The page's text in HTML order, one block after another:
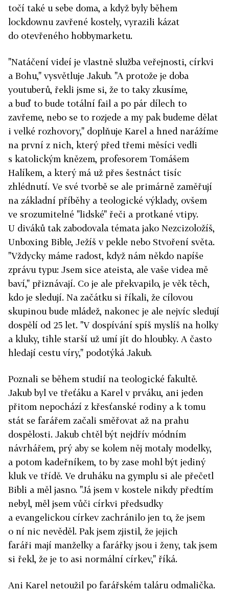
točí také u sebe doma, a když byly během
lockdownu zavřené kostely, vyrazili kázat
do otevřeného hobbymarketu.
"Natáčení videí je vlastně služba veřejnosti, církvi
a Bohu," vysvětluje Jakub. "A protože je doba
youtuberů, řekli jsme si, že to taky zkusíme,
a buď to bude totální fail a po pár dílech to
zavřeme, nebo se to rozjede a my pak budeme dělat
i velké rozhovory," doplňuje Karel a hned narážíme
na první z nich, který před třemi měsíci vedli
s katolickým knězem, profesorem Tomášem
Halíkem, a který má už přes šestnáct tisíc
zhlédnutí. Ve své tvorbě se ale primárně zaměřují
na základní příběhy a teologické výklady, ovšem
ve srozumitelné "lidské" řeči a protkané vtipy.
U diváků tak zabodovala témata jako Nezcizoložíš,
Unboxing Bible, Ježíš v pekle nebo Stvoření světa.
"Vždycky máme radost, když nám někdo napíše
zprávu typu: Jsem sice ateista, ale vaše videa mě
baví," přiznávají. Co je ale překvapilo, je věk těch,
kdo je sledují. Na začátku si říkali, že cílovou
skupinou bude mládež, nakonec je ale nejvíc sledují
dospělí od 25 let. "V dospívání spíš myslíš na holky
a kluky, tihle starší už umí jít do hloubky. A často
hledají cestu víry," podotýká Jakub.
Poznali se během studií na teologické fakultě.
Jakub byl ve třeťáku a Karel v prváku, ani jeden
přitom nepochází z křesťanské rodiny a k tomu
stát se farářem začali směřovat až na prahu
dospělosti. Jakub chtěl být nejdřív módním
návrhářem, prý aby se kolem něj motaly modelky,
a potom kadeřníkem, to by zase mohl být jediný
kluk ve třídě. Ve druháku na gymplu si ale přečetl
Bibli a měl jasno. "Já jsem v kostele nikdy předtím
nebyl, měl jsem vůči církvi předsudky
a evangelickou církev zachránilo jen to, že jsem
o ní nic nevěděl. Pak jsem zjistil, že jejich
faráři mají manželky a farářky jsou i ženy, tak jsem
si řekl, že je to asi normální církev," říká.
Ani Karel netoužil po farářském taláru odmalička.